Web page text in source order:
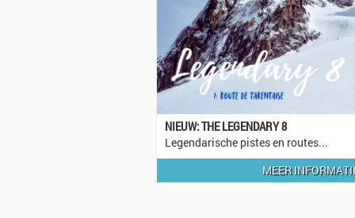
NIEUW: THE LEGENDARY 8
Legendarische pistes en routes...
MEER